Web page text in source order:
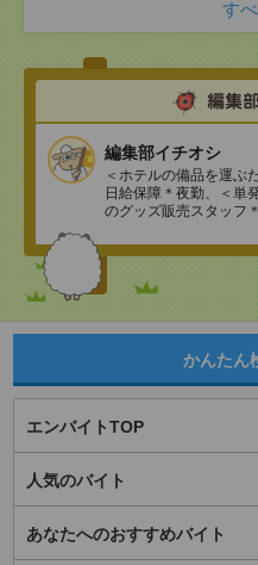
す
編集部イチオシ
＜ホテルの備品を運ぶ
日給保障＊夜勤、＜単
のグッズ販売スタッフ
かんたん
エンバイトTOP
人気のバイト
あなたへのおすすめバイト